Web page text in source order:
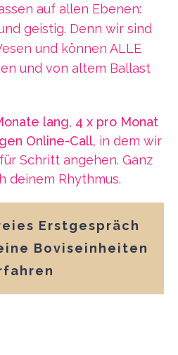
auf allen Ebenen:
geistig. Denn wir sind
und können ALLE
und von altem Ballast
lang, 4 x pro Monat
Online-Call, in dem wir
Schritt angehen. Ganz
deinem Rhythmus.
Erstgespräch
Boviseinheiten